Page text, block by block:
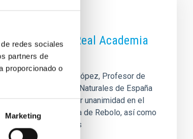
redes sociales
partners de
proporcionado o
Marketing
número de la Real Academia
Rafael Rebolo López, Profesor de
Exactas, Físicas y Naturales de España
acordada por unanimidad en el
trayectoria científica de Rebolo, así como
desde Canarias